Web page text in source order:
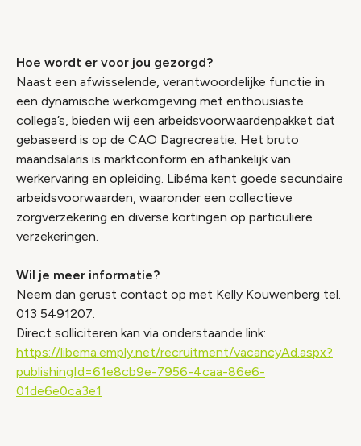
Hoe wordt er voor jou gezorgd?
Naast een afwisselende, verantwoordelijke functie in
een dynamische werkomgeving met enthousiaste
collega’s, bieden wij een arbeidsvoorwaardenpakket dat
gebaseerd is op de CAO Dagrecreatie. Het bruto
maandsalaris is marktconform en afhankelijk van
werkervaring en opleiding. Libéma kent goede secundaire
arbeidsvoorwaarden, waaronder een collectieve
zorgverzekering en diverse kortingen op particuliere
verzekeringen.
Wil je meer informatie?
Neem dan gerust contact op met Kelly Kouwenberg tel.
013 5491207.
Direct solliciteren kan via onderstaande link:
https://libema.emply.net/recruitment/vacancyAd.aspx?
publishingId=61e8cb9e-7956-4caa-86e6-
01de6e0ca3e1